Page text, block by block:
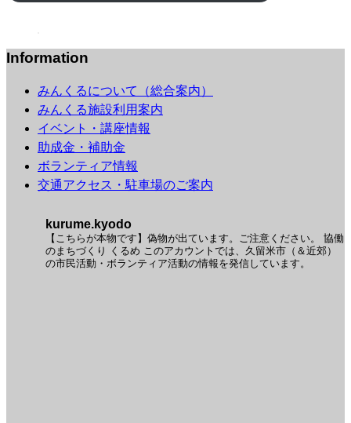
Information
みんくるについて（総合案内）
みんくる施設利用案内
イベント・講座情報
助成金・補助金
ボランティア情報
交通アクセス・駐車場のご案内
kurume.kyodo
【こちらが本物です】偽物が出ています。ご注意ください。
協働
のまちづくり くるめ このアカウントでは、久留米市（＆近郊）
の市民活動・ボランティア活動の情報を発信しています。